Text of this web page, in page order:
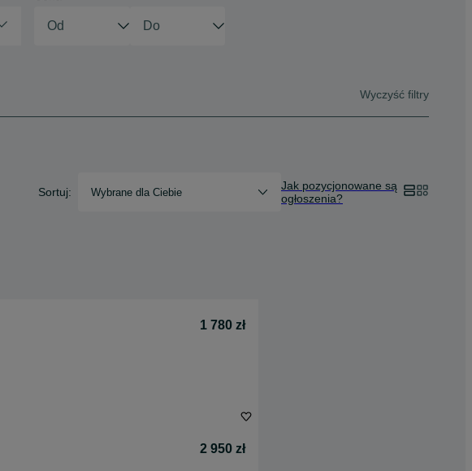
Wyczyść filtry
Sortuj: Wybrane dla Ciebie
Jak pozycjonowane są
ogłoszenia?
1 780 zł
2 950 zł